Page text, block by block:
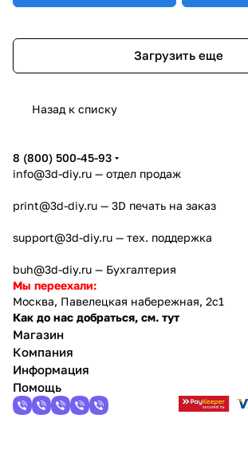
Загрузить еще
Назад к списку
8 (800) 500-45-93
info@3d-diy.ru — отдел продаж
print@3d-diy.ru — 3D печать на заказ
support@3d-diy.ru — тех. поддержка
buh@3d-diy.ru — Бухгалтерия
Мы переехали:
Москва, Павелецкая набережная, 2с1
Как до нас добраться, см. тут
Магазин
Компания
Информация
Помощь